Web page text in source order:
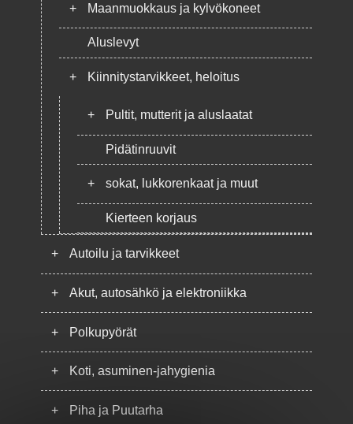
+ Maanmuokkaus ja kylvökoneet
Aluslevyt
+ Kiinnitystarvikkeet, heloitus
+ Pultit, mutterit ja aluslaatat
Pidätinruuvit
+ sokat, lukkorenkaat ja muut
Kierteen korjaus
+ Autoilu ja tarvikkeet
+ Akut, autosähkö ja elektroniikka
+ Polkupyörät
+ Koti, asuminen-jahygienia
+ Piha ja Puutarha